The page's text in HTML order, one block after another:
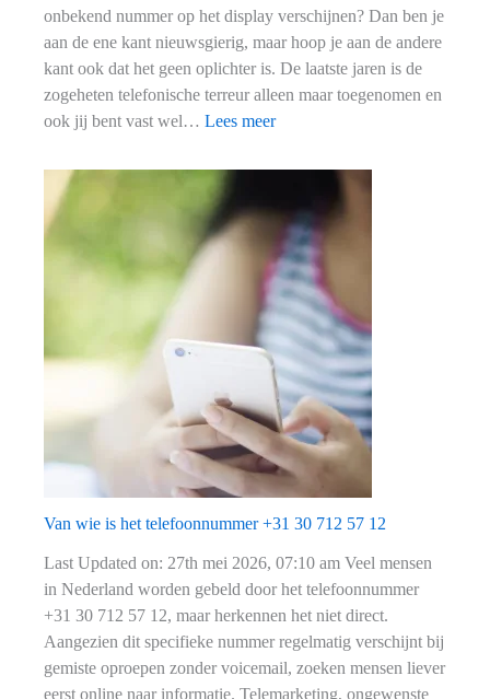
onbekend nummer op het display verschijnen? Dan ben je
aan de ene kant nieuwsgierig, maar hoop je aan de andere
kant ook dat het geen oplichter is. De laatste jaren is de
zogeheten telefonische terreur alleen maar toegenomen en
ook jij bent vast wel… Lees meer:
wie
het
telefoonnummer
+31
10
212
54
59
Van wie is het telefoonnummer +31 30 712 57 12
Last Updated on: 27th mei 2026, 07:10 am Veel mensen
in Nederland worden gebeld door het telefoonnummer
+31 30 712 57 12, maar herkennen het niet direct.
Aangezien dit specifieke nummer regelmatig verschijnt bij
gemiste oproepen zonder voicemail, zoeken mensen liever
eerst online naar informatie. Telemarketing, ongewenste